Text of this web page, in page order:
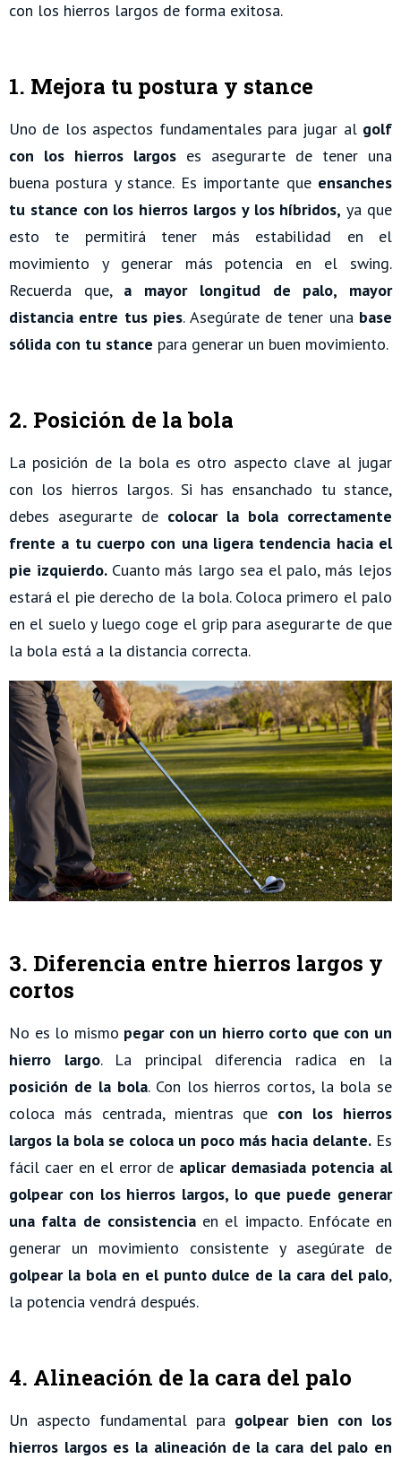
con los hierros largos de forma exitosa.
1. Mejora tu postura y stance
Uno de los aspectos fundamentales para jugar al golf
con los hierros largos es asegurarte de tener una
buena postura y stance. Es importante que ensanches
tu stance con los hierros largos y los híbridos, ya que
esto te permitirá tener más estabilidad en el
movimiento y generar más potencia en el swing.
Recuerda que, a mayor longitud de palo, mayor
distancia entre tus pies. Asegúrate de tener una base
sólida con tu stance para generar un buen movimiento.
2. Posición de la bola
La posición de la bola es otro aspecto clave al jugar
con los hierros largos. Si has ensanchado tu stance,
debes asegurarte de colocar la bola correctamente
frente a tu cuerpo con una ligera tendencia hacia el
pie izquierdo. Cuanto más largo sea el palo, más lejos
estará el pie derecho de la bola. Coloca primero el palo
en el suelo y luego coge el grip para asegurarte de que
la bola está a la distancia correcta.
3. Diferencia entre hierros largos y
cortos
No es lo mismo pegar con un hierro corto que con un
hierro largo. La principal diferencia radica en la
posición de la bola. Con los hierros cortos, la bola se
coloca más centrada, mientras que con los hierros
largos la bola se coloca un poco más hacia delante. Es
fácil caer en el error de aplicar demasiada potencia al
golpear con los hierros largos, lo que puede generar
una falta de consistenciaen el impacto. Enfócate en
generar un movimiento consistente y asegúrate de
golpear la bola en el punto dulce de la cara del palo,
la potencia vendrá después.
4. Alineación de la cara del palo
Un aspecto fundamental para golpear bien con los
hierros largos es la alineación de la cara del palo en